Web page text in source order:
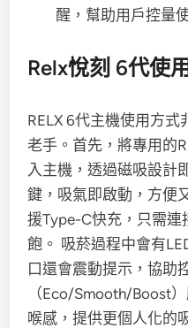
醒，幫助用戶控量
Relx悅刻 6代使
RELX 6代主機使用方
老手。首先，將專用的
入主機，透過磁吸設計
鍵，吸氣即啟動，方便
援Type-C快充，只需
飽。 吸菸過程中會有
口還會震動提示，協助
（Eco/Smooth/Boost
喉感，提供更個人化的